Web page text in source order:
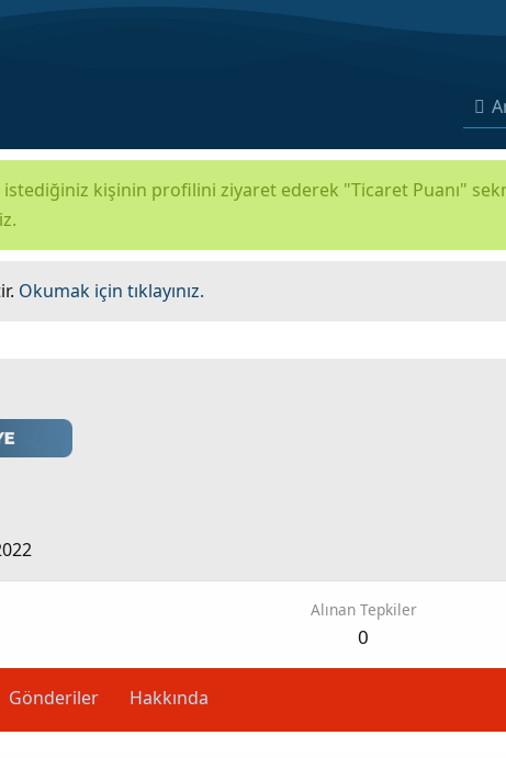
istediğiniz kişinin profilini ziyaret ederek "Ticaret Puanı"
Okumak için tıklayınız.
Alınan Tepkiler
0
Gönderiler Hakkında